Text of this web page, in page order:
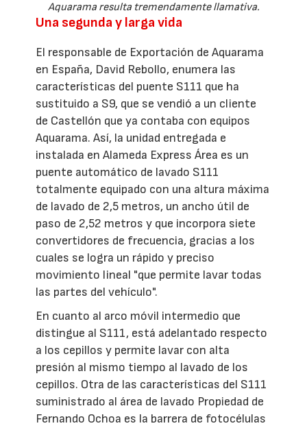
Aquarama resulta tremendamente llamativa.
Una segunda y larga vida
El responsable de Exportación de Aquarama
en España, David Rebollo, enumera las
características del puente S111 que ha
sustituido a S9, que se vendió a un cliente
de Castellón que ya contaba con equipos
Aquarama. Así, la unidad entregada e
instalada en Alameda Express Área es un
puente automático de lavado S111
totalmente equipado con una altura máxima
de lavado de 2,5 metros, un ancho útil de
paso de 2,52 metros y que incorpora siete
convertidores de frecuencia, gracias a los
cuales se logra un rápido y preciso
movimiento lineal "que permite lavar todas
las partes del vehículo".
En cuanto al arco móvil intermedio que
distingue al S111, está adelantado respecto
a los cepillos y permite lavar con alta
presión al mismo tiempo al lavado de los
cepillos. Otra de las características del S111
suministrado al área de lavado Propiedad de
Fernando Ochoa es la barrera de fotocélulas